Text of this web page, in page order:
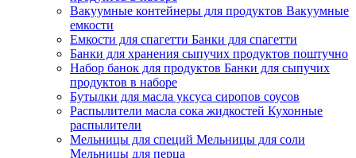
Вакуумные контейнеры для продуктов Вакуумные
емкости
Емкости для спагетти Банки для спагетти
Банки для хранения сыпучих продуктов поштучно
Набор банок для продуктов Банки для сыпучих
продуктов в наборе
Бутылки для масла уксуса сиропов соусов
Распылители масла сока жидкостей Кухонные
распылители
Мельницы для специй Мельницы для соли
Мельницы для перца